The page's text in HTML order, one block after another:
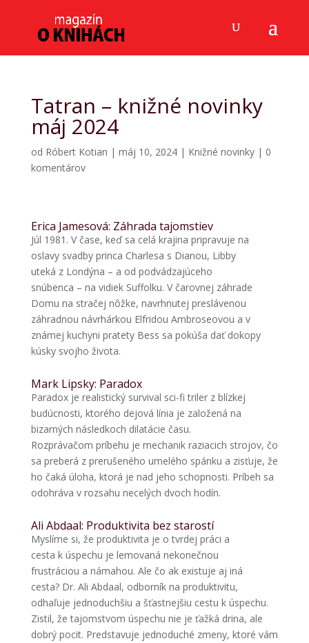
Tatran – knižné novinky
máj 2024
od Róbert Kotian | máj 10, 2024| Knižné novinky| 0
komentárov
Erica Jamesová: Záhrada tajomstiev
Júl 1981. V čase, keď sa celá krajina pripravuje na
oslavy svadby princa Charlesa s Dianou, Libby
uteká z Londýna – a od podvádzajúceho
snúbenca – na vidiek Suffolku. V čarovnej záhrade
Domu na stračej nôžke, navrhnutej preslávenou
záhradnou návrhárkou Elfridou Ambroseovou a v
známej kuchyni pratety Bess sa pokúša dať dokopy
kúsky svojho života.
Mark Lipsky: Paradox
Paradox je realistický survival sci-fi triler z blízkej
budúcnosti, ktorého dejová línia je založená na
bizarných následkoch dilatácie času.
Rozprávačom príbehu je mechanik raziacich strojov, čo
sa preberá z prerušeného umelého spánku a zisťuje, že
ho čaká úloha, ktorá je nad jeho schopnosti. Príbeh sa
odohráva v rozsahu necelých dvoch hodín.
Ali Abdaal: Produktivita bez starostí
Myslíme si, že produktivita je o tvrdej práci a
cesta k úspechu je lemovaná nekonečnou
frustráciou a námahou. Ale čo ak existuje aj iná
cesta? Dr. Ali Abdaal, odborník na produktivitu,
odhaľuje jednoduchšiu a šťastnejšiu cestu k úspechu.
Zistil, že tajomstvom úspechu nie je ťažká drina, ale
dobrý pocit. Predstavuje jednoduché zmeny, ktoré vám